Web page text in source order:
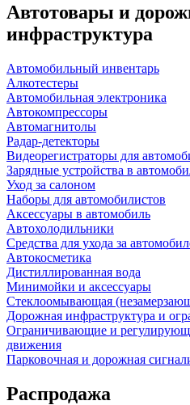
Автотовары и
инфраструктура
Автомобильный инвентарь
Алкотестеры
Автомобильная электроника
Автокомпрессоры
Автомагнитолы
Радар-детекторы
Видеорегистраторы для
Зарядные устройства в
Уход за салоном
Наборы для автомобилистов
Аксессуары в автомобиль
Автохолодильники
Средства для ухода за
Автокосметика
Дистиллированная вода
Минимойки и аксессуары
Стеклоомывающая
Дорожная инфраструктура и
Ограничивающие и
движения
Парковочная и дорожная
Распродажа